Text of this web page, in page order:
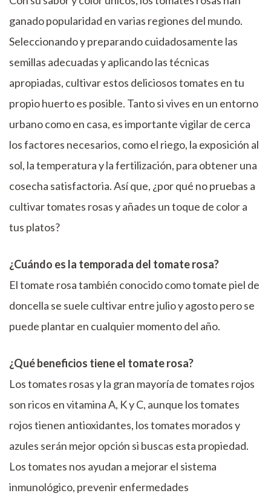
ganado popularidad en varias regiones del mundo.
Seleccionando y preparando cuidadosamente las
semillas adecuadas y aplicando las técnicas
apropiadas, cultivar estos deliciosos tomates en tu
propio huerto es posible. Tanto si vives en un entorno
urbano como en casa, es importante vigilar de cerca
los factores necesarios, como el riego, la exposición al
sol, la temperatura y la fertilización, para obtener una
cosecha satisfactoria. Así que, ¿por qué no pruebas a
cultivar tomates rosas y añades un toque de color a
tus platos?
¿Cuándo es la temporada del tomate rosa?
El tomate rosa también conocido como tomate piel de
doncella se suele cultivar entre julio y agosto pero se
puede plantar en cualquier momento del año.
¿Qué beneficios tiene el tomate rosa?
Los tomates rosas y la gran mayoría de tomates rojos
son ricos en vitamina A, K y C, aunque los tomates
rojos tienen antioxidantes, los tomates morados y
azules serán mejor opción si buscas esta propiedad.
Los tomates nos ayudan a mejorar el sistema
inmunológico, prevenir enfermedades